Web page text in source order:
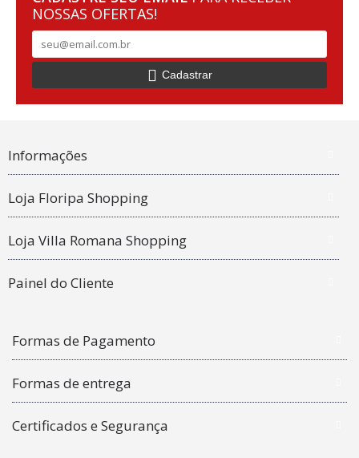
NOSSAS OFERTAS!
Cadastrar
Informações
Loja Floripa Shopping
Loja Villa Romana Shopping
Painel do Cliente
Formas de Pagamento
Formas de entrega
Certificados e Segurança